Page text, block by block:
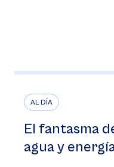
AL DÍA
El fantasma
agua y